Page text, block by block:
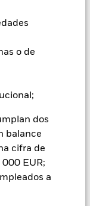
o de
dos
balance
cifra de
EUR;
a
de divisas de este
de divisas. El
podría conllevar
«spill-
La sociedad
de los
el riesgo de
podrá ver un
las clases de
mediante la
el listado
cobertura de
la sociedad